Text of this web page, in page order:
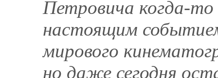
Петровича когда-
настоящим
мирового
но даже сегодня